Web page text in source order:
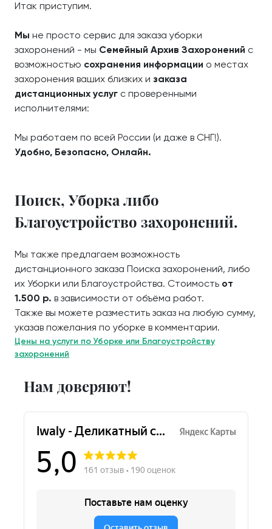
Итак приступим.
Мы не просто сервис для заказа уборки
захоронений - мы Семейный Архив Захоронений с
возможностью сохранения информации о местах
захоронения ваших близких и заказа
дистанционных услуг с проверенными
исполнителями:
Мы работаем по всей России (и даже в СНГ!).
Удобно, Безопасно, Онлайн.
Поиск, Уборка либо
Благоустройство захоронений.
Мы также предлагаем возможность
дистанционного заказа Поиска захоронений, либо
их Уборки или Благоустройства. Стоимость от
1.500 р. в зависимости от объёма работ.
Также вы можете разместить заказ на любую сумму,
указав пожелания по уборке в комментарии.
Цены на услуги по Уборке или Благоустройству
захоронений
Нам доверяют!